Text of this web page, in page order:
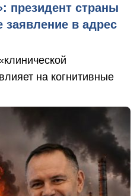
президент страны
заявление в адрес
на когнитивные